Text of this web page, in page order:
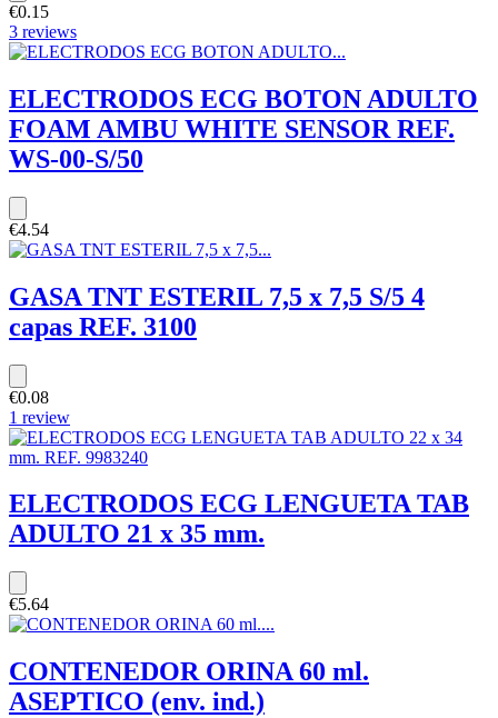
€0.15
3 reviews
ELECTRODOS ECG BOTON ADULTO
FOAM AMBU WHITE SENSOR REF.
WS-00-S/50
€4.54
GASA TNT ESTERIL 7,5 x 7,5 S/5 4
capas REF. 3100
€0.08
1 review
ELECTRODOS ECG LENGUETA TAB
ADULTO 21 x 35 mm.
€5.64
CONTENEDOR ORINA 60 ml.
ASEPTICO (env. ind.)